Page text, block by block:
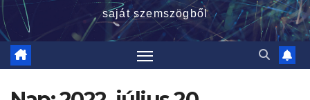
saját szemszögből